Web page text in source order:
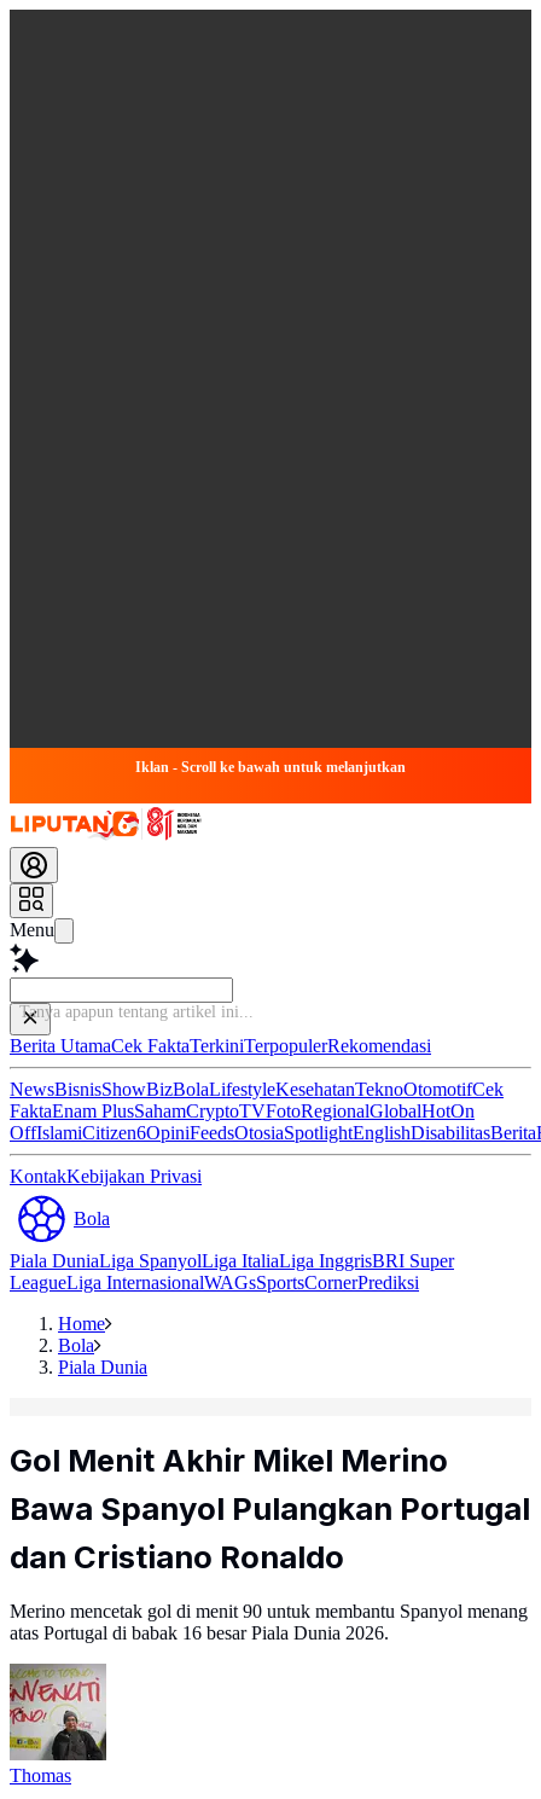
Iklan - Scroll ke bawah untuk melanjutkan
Menu
Tanya apapun tentang
Berita UtamaCek FaktaTerkiniTerpopulerRekomendasi
NewsBisnisShowBizBolaLifestyleKesehatanTeknoOtomotifCek
FaktaEnam PlusSahamCryptoTVFotoRegionalGlobalHotOn
OffIslamiCitizen6OpiniFeedsOtosiaSpotlightEnglishDisabilitasBerita
KontakKebijakan Privasi
Bola
Piala DuniaLiga SpanyolLiga ItaliaLiga InggrisBRI Super
LeagueLiga InternasionalWAGsSportsCornerPrediksi
Home
Bola
Piala Dunia
Gol Menit Akhir Mikel Merino
Bawa Spanyol Pulangkan Portugal
dan Cristiano Ronaldo
Merino mencetak gol di menit 90 untuk membantu Spanyol menang
atas Portugal di babak 16 besar Piala Dunia 2026.
Thomas